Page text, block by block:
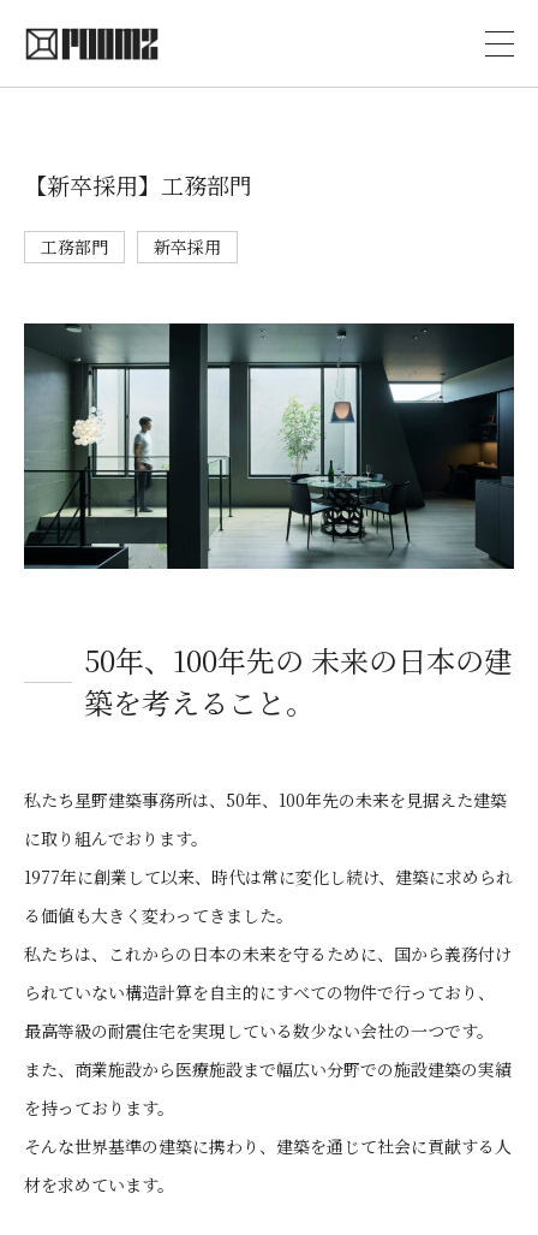
【新卒採用】工務部門
工務部門 新卒採用
50年、100年先の 未来の日本の建
築を考えること。
私たち星野建築事務所は、50年、100年先の未来を見据えた建築
に取り組んでおります。
1977年に創業して以来、時代は常に変化し続け、建築に求められ
る価値も大きく変わってきました。
私たちは、これからの日本の未来を守るために、国から義務付け
られていない構造計算を自主的にすべての物件で行っており、
最高等級の耐震住宅を実現している数少ない会社の一つです。
また、商業施設から医療施設まで幅広い分野での施設建築の実績
を持っております。
そんな世界基準の建築に携わり、建築を通じて社会に貢献する人
材を求めています。